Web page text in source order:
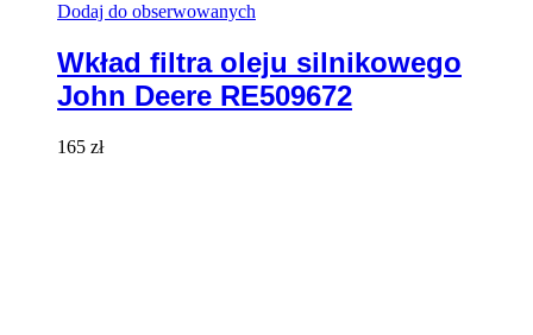
Dodaj do obserwowanych
Wkład filtra oleju silnikowego
John Deere RE509672
165 zł